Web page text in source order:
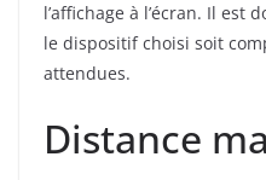
l’affichage à l’écran. Il est
le dispositif choisi soit
attendues.
Distance